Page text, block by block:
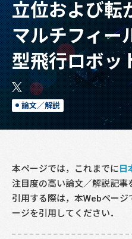
立位および転
マルチフィー
型飛行ロボッ
論文／解説
本ページでは，これまでに 日
注目度の高い論文／解説記事
引用する際は，本Webページ
ージを引用してください．